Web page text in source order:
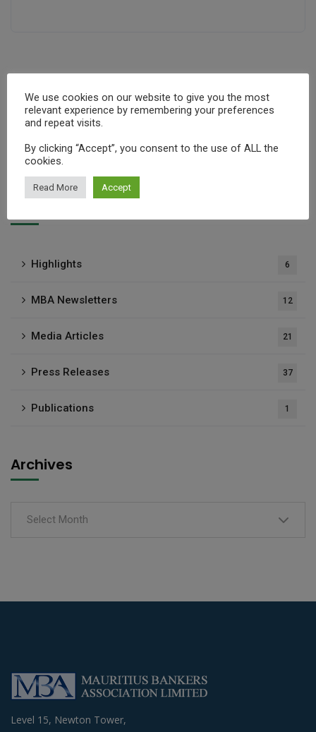
Share:
Highlights 6
MBA Newsletters 12
Media Articles 21
Press Releases 37
Publications 1
Archives
Select Month
Level 15, Newton Tower,
We use cookies on our website to give you the most
relevant experience by remembering your preferences
and repeat visits.
By clicking “Accept”, you consent to the use of ALL the
cookies.
Read More Accept